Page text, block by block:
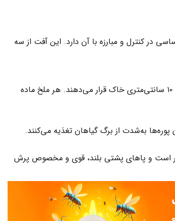
در کنترل و مبارزه با آن دارد. این آفت از سه
ملخ‌ها تخم‌های خود را در خاک‌های خشک و سبک، به‌ویژه در مناطق آفتاب‌گیر، در عمق ۲ تا ۱۰ سانتی‌متری خاک قرار می‌دهند. هر ملخ ماده
پوره‌ها به‌شدت از برگ گیاهان تغذیه می‌کنند.
است و پاهای پشتی بلند، قوی و مخصوص پرش